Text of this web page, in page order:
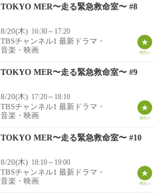
TOKYO MER〜走る緊急救命室〜 #8
8/20(木) 16:30～17:20
TBSチャンネル1 最新ドラマ・
音楽・映画
TOKYO MER〜走る緊急救命室〜 #9
8/20(木) 17:20～18:10
TBSチャンネル1 最新ドラマ・
音楽・映画
TOKYO MER〜走る緊急救命室〜 #10
8/20(木) 18:10～19:00
TBSチャンネル1 最新ドラマ・
音楽・映画